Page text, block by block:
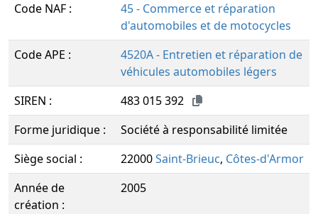
Code NAF :
45 - Commerce et réparation
d'automobiles et de motocycles
Code APE :
4520A - Entretien et réparation de
véhicules automobiles légers
SIREN :
483 015 392
Forme juridique :
Société à responsabilité limitée
Siège social :
22000Saint-Brieuc, Côtes-d'Armor
Année de
création :
2005